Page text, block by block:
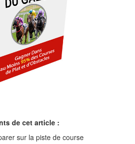
de cet article :
sur la piste de course